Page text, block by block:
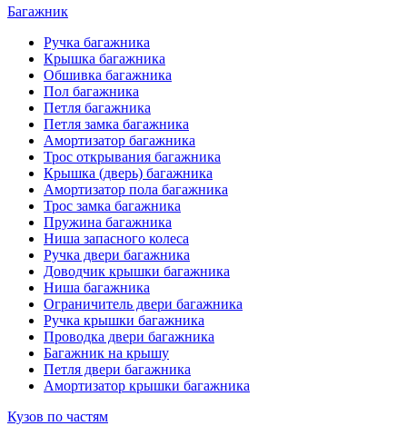
Багажник
Ручка багажника
Крышка багажника
Обшивка багажника
Пол багажника
Петля багажника
Петля замка багажника
Амортизатор багажника
Трос открывания багажника
Крышка (дверь) багажника
Амортизатор пола багажника
Трос замка багажника
Пружина багажника
Ниша запасного колеса
Ручка двери багажника
Доводчик крышки багажника
Ниша багажника
Ограничитель двери багажника
Ручка крышки багажника
Проводка двери багажника
Багажник на крышу
Петля двери багажника
Амортизатор крышки багажника
Кузов по частям